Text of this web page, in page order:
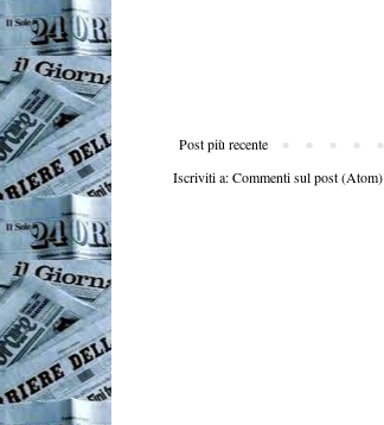
Post più recente
Iscriviti a:Commenti sul post (Atom)